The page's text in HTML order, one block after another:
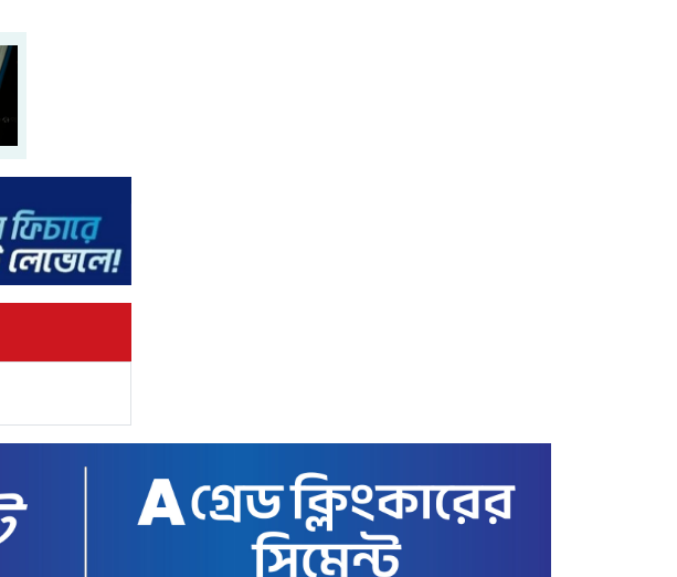
‘গার্ডিয়ানস’ কমিটির বিরুদ্ধে
ক্ষোভ